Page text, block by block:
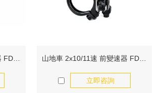
山地車 2x10/11速 前變速器 FD-M400
立即咨詢